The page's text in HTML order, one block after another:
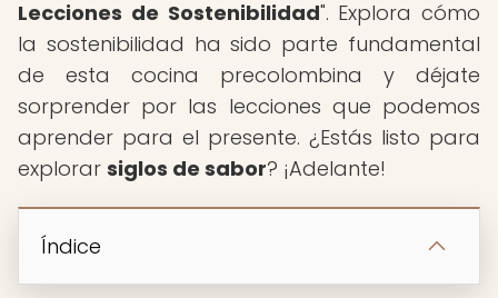
Lecciones de Sostenibilidad". Explora cómo
la sostenibilidad ha sido parte fundamental
de esta cocina precolombina y déjate
sorprender por las lecciones que podemos
aprender para el presente. ¿Estás listo para
explorar siglos de sabor? ¡Adelante!
Índice